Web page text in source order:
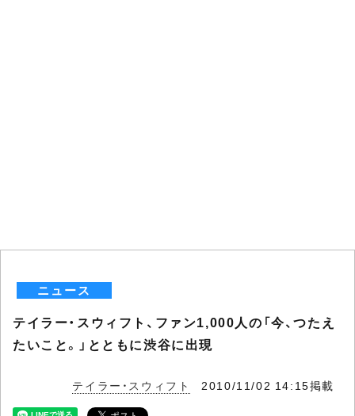
ニュース
テイラー・スウィフト、ファン1,000人の「今、つたえ
たいこと。」とともに渋谷に出現
テイラー・スウィフト 2010/11/02 14:15掲載